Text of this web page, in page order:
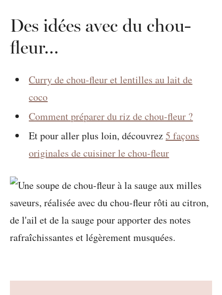
Des idées avec du chou-
fleur…
Curry de chou-fleur et lentilles au lait de
coco
Comment préparer du riz de chou-fleur ?
Et pour aller plus loin, découvrez5 façons
originales de cuisiner le chou-fleur